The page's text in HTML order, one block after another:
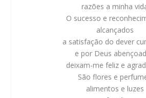
razões a minha
O sucesso e
alcançados
a satisfação do dever
e por Deus
deixam-me feliz e
São flores e
alimentos e luzes